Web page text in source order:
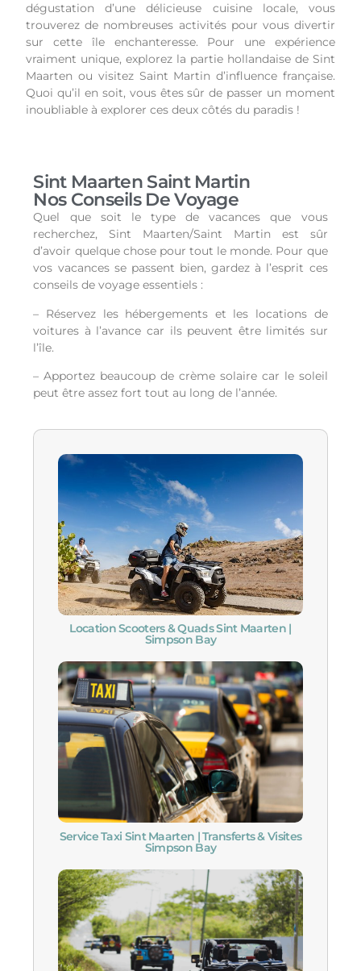
dégustation d’une délicieuse cuisine locale, vous
trouverez de nombreuses activités pour vous divertir
sur cette île enchanteresse. Pour une expérience
vraiment unique, explorez la partie hollandaise de Sint
Maarten ou visitez Saint Martin d’influence française.
Quoi qu’il en soit, vous êtes sûr de passer un moment
inoubliable à explorer ces deux côtés du paradis !
Sint Maarten Saint Martin
Nos Conseils De Voyage
Quel que soit le type de vacances que vous
recherchez, Sint Maarten/Saint Martin est sûr
d’avoir quelque chose pour tout le monde. Pour que
vos vacances se passent bien, gardez à l’esprit ces
conseils de voyage essentiels :
– Réservez les hébergements et les locations de
voitures à l’avance car ils peuvent être limités sur
l’île.
– Apportez beaucoup de crème solaire car le soleil
peut être assez fort tout au long de l’année.
Location Scooters & Quads Sint Maarten |
Simpson Bay
Service Taxi Sint Maarten | Transferts & Visites
Simpson Bay